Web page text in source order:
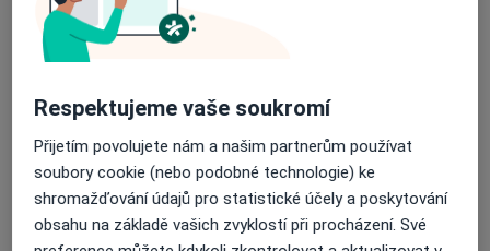
K čemu je modelace prsou
používána?
Modelace prsou je chirurgický zákrok, který se
Respektujeme vaše soukromí
Přijetím povolujete nám a našim partnerům používat
soubory cookie (nebo podobné technologie) ke
shromažďování údajů pro statistické účely a poskytování
obsahu na základě vašich zvyklostí při procházení. Své